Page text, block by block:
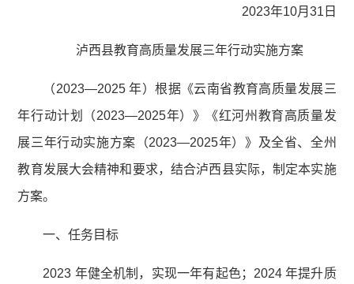
2023年10月31日
泸西县教育高质量发展三年行动实施方案
（2023—2025 年）根据《云南省教育高质量发展三
年行动计划（2023—2025年）》《红河州教育高质量发
展三年行动实施方案（2023—2025年）》及全省、全州
教育发展大会精神和要求，结合泸西县实际，制定本实施
方案。
一、任务目标
2023 年健全机制，实现一年有起色；2024 年提升质